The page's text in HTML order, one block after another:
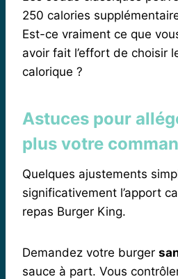
250 calories
Est-ce vraiment ce que
avoir fait l’effort de choisir
calorique ?
Astuces pour
plus votre
Quelques ajustements
significativement l’apport
repas Burger King.
Demandez votre burger
sauce à part. Vous